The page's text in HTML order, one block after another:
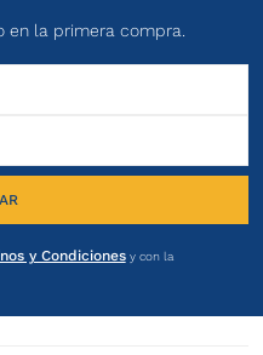
en la primera compra.
y Condicionesy con la